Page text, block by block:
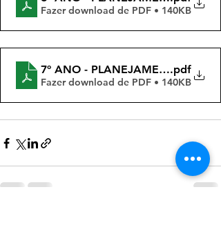
Fazer download de PDF • 140KB
7º ANO - PLANEJAMENTOS
.pdf
Fazer download de PDF • 140KB